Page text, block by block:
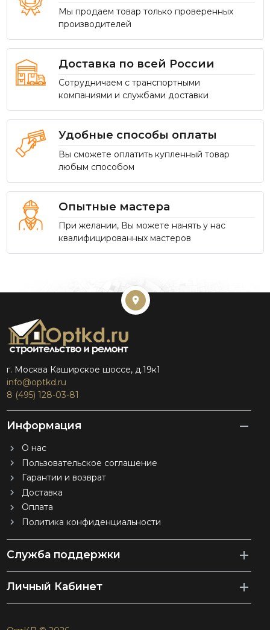
Мы продаем товар только проверенных
производителей
Доставка по всей России
Сотрудничаем с транспортными
компаниями и службами доставки
Удобные способы оплаты
Вы сможете оплатить купленный товар
любым способом
Опытные мастера
При желании, Вы можете нанять у нас
квалифицированных мастеров
г. Москва Каширское шоссе, д.19к1
info@optkd.ru
8 (495) 128-03-81
Информация
О нас
Пользовательское соглашение
Гарантии и возврат
Доставка
Оплата
Политика конфиденциальности
Служба поддержки
Личный Кабинет